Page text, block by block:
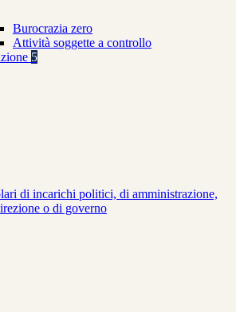
Burocrazia zero
Attività soggette a controllo
5
di incarichi politici, di amministrazione,
o di governo